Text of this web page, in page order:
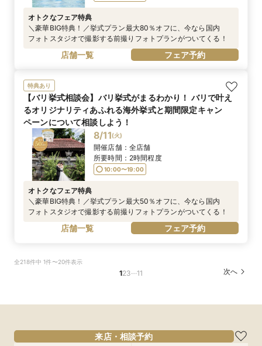
オトクなフェア特典
＼豪華BIG特典！／挙式プラン最大80％オフに、今なら国内
フォトスタジオで撮影する前撮りフォトプランがついてくる！
店舗一覧 フェア予約
特典あり
【バリ挙式相談会】バリ挙式がまるわかり！ バリで叶え
るオリジナリティあふれる海外挙式と期間限定キャン
ペーンについて相談しよう！
8/11(火)
開催店舗： 全店舗
所要時間： 2時間程度
10:00〜19:00
オトクなフェア特典
＼豪華BIG特典！／挙式プラン最大50％オフに、今なら国内
フォトスタジオで撮影する前撮りフォトプランがついてくる！
店舗一覧 フェア予約
全218件中 1件〜20件表示
123…11 次へ
来店・相談予約